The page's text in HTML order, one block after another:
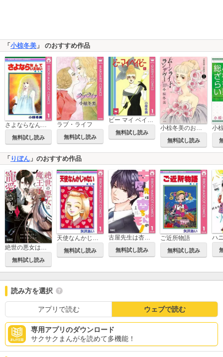
「 小椋冬美 」 のおすすめ作品
さよならなんていえない
無料試し読み
ラブ・ライフ
無料試し読み
無料試し読み
無料試し読み
「りぼん 」のおすすめ作品
絶世の悪女は魔王子さまに寵愛される
無料試し読み
天使なんかじゃない
無料試し読み
古屋先生は杏ちゃんのモノ
無料試し読み
ご近所物語
無料試し読み
読み方を選択
アプリで読む ウェブで読む
専用アプリのダウンロード
サクサクまんがを読めて多機能！